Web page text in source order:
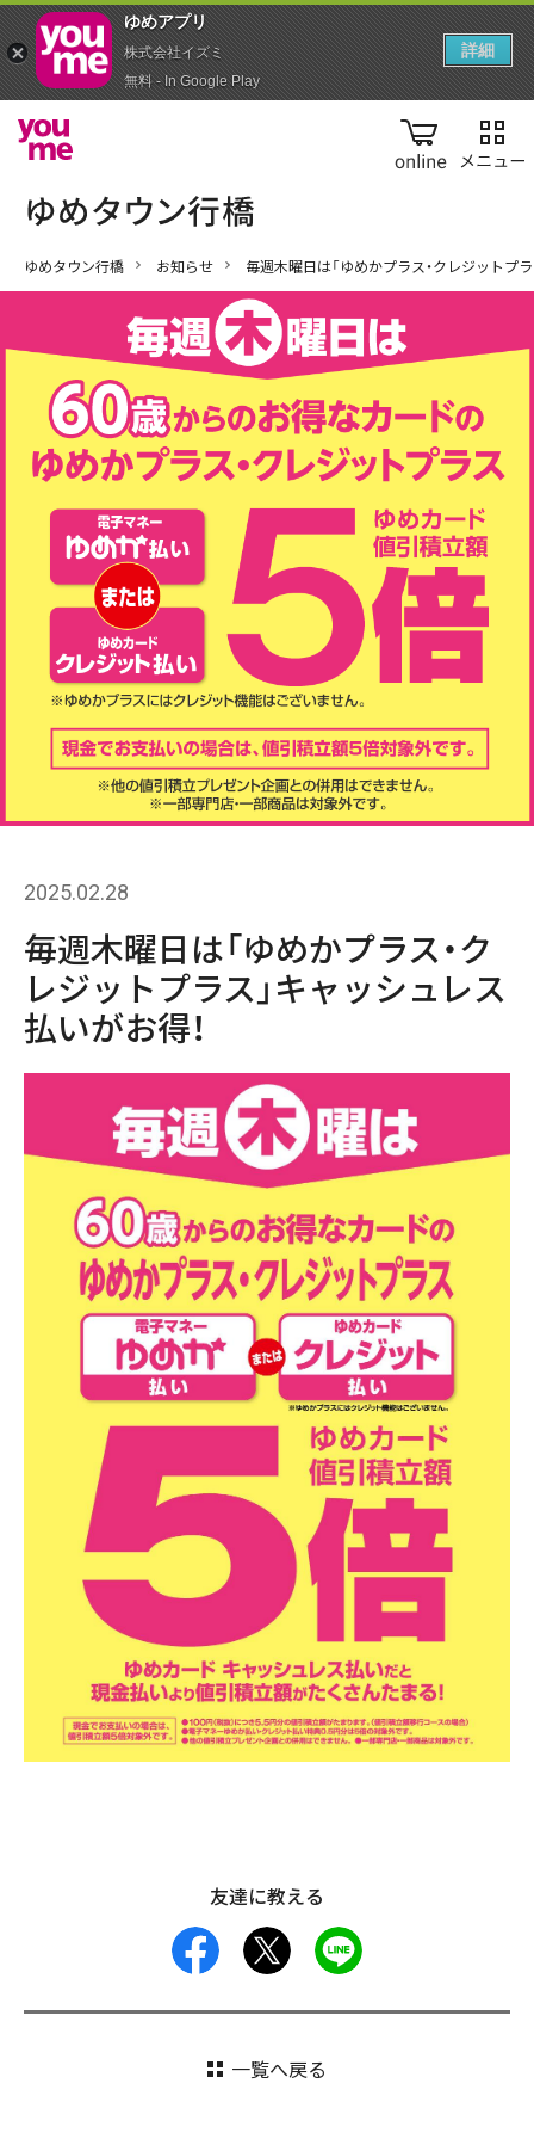
online
ゆめタウン行橋 お知らせ 毎週木曜日は「ゆめかプラス・クレジットプ
2025.02.28
毎週木曜日は「ゆめかプラス・ク
レジットプラス」キャッシュレス
払いがお得！
友達に教える
facebook
一覧へ戻る
ゆめアプ‪リ‬
株式会社イズミ
無料 - In Google Play
詳細